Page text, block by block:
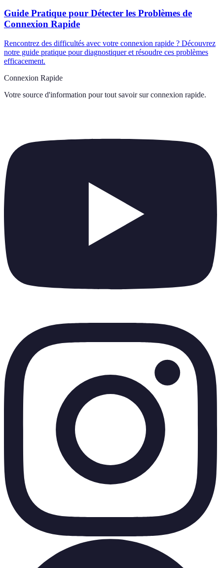
Guide Pratique pour Détecter les Problèmes de
Connexion Rapide
Rencontrez des difficultés avec votre connexion rapide ? Découvrez
notre guide pratique pour diagnostiquer et résoudre ces problèmes
efficacement.
Connexion Rapide
Votre source d'information pour tout savoir sur connexion rapide.